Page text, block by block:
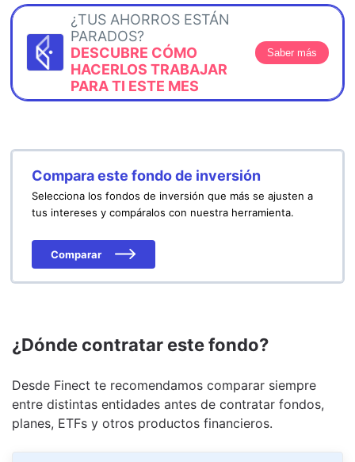
¿TUS AHORROS ESTÁN
PARADOS?
DESCUBRE CÓMO
HACERLOS TRABAJAR
PARA TI ESTE MES
Saber más
Compara este fondo de inversión
Selecciona los fondos de inversión que más se ajusten a
tus intereses y compáralos con nuestra herramienta.
Comparar
¿Dónde contratar este fondo?
Desde Finect te recomendamos comparar siempre
entre distintas entidades antes de contratar fondos,
planes, ETFs y otros productos financieros.